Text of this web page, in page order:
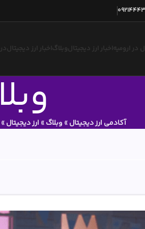
در ارومیه اخبار ارز دیجیتالوبلاگ اخبار ارز دیجیتال
آکادمی ارز دیجیتال» وبلاگ» ارز دیجیتال»